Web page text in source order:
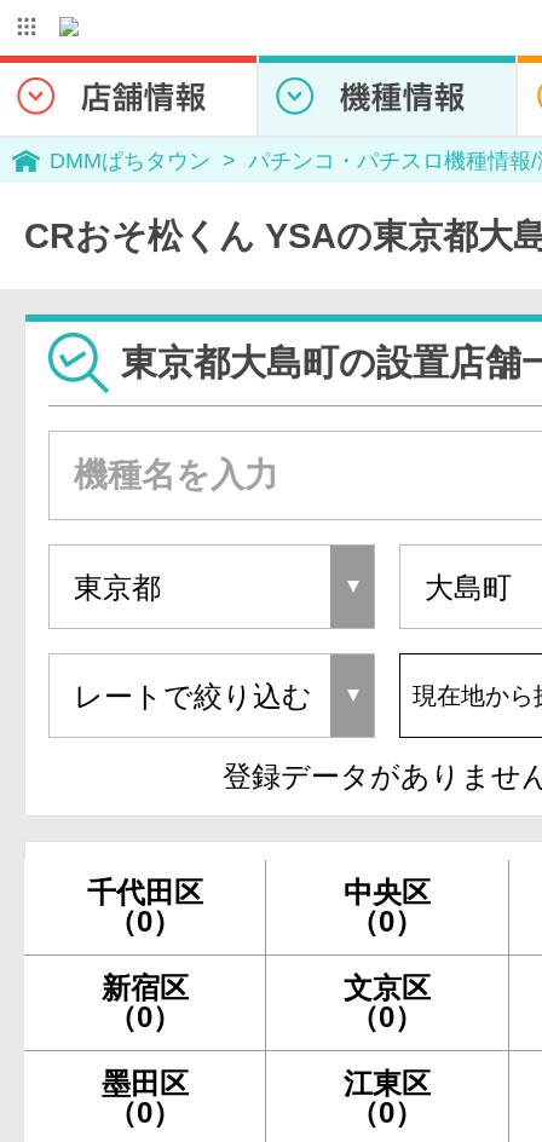
DMMぱちタウン パチンコ・パチスロ機種情報
CRおそ松くん YSAの東京都大
東京都大島町の設置店舗
現在地から
登録データがありませ
千代田区
（0）
中央区
（0）
新宿区
（0）
文京区
（0）
墨田区
（0）
江東区
（0）